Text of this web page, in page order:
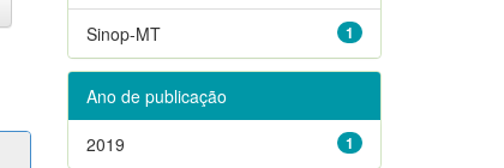
1
Sinop-MT
Ano de publicação
1
2019